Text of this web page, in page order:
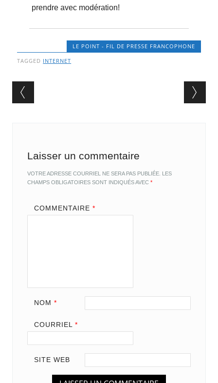
prendre avec modération!
LE POINT - FIL DE PRESSE FRANCOPHONE
TAGGED INTERNET
Post navigation
Laisser un commentaire
VOTRE ADRESSE COURRIEL NE SERA PAS PUBLIÉE. LES
CHAMPS OBLIGATOIRES SONT INDIQUÉS AVEC*
COMMENTAIRE *
NOM *
COURRIEL *
SITE WEB